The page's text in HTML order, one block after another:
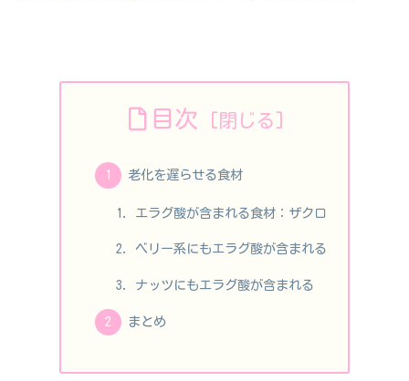
目次
老化を遅らせる食材
エラグ酸が含まれる食材：ザクロ
ベリー系にもエラグ酸が含まれる
ナッツにもエラグ酸が含まれる
まとめ